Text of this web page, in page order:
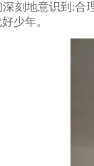
地意识到:合理
少年。